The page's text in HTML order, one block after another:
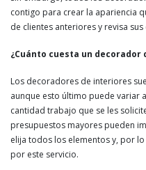
contigo para crear la apariencia
de clientes anteriores y revisa
¿Cuánto cuesta un decorador
Los decoradores de interiores
aunque esto último puede variar
cantidad trabajo que se les
presupuestos mayores pueden
elija todos los elementos y, por
por este servicio.